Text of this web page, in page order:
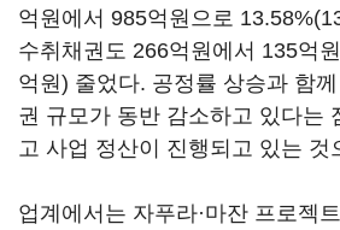
억원에서 985억원으로
수취채권도 266억원에서 135억
억원) 줄었다. 공정률 상승과 함
권 규모가 동반 감소하고 있다는
고 사업 정산이 진행되고 있는 것
업계에서는 자푸라·마잔 프로젝